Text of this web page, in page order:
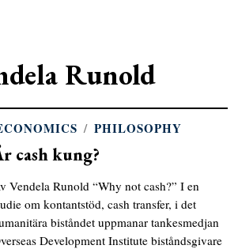
Runold
/ PHILOSOPHY
cash kung?
Vendela Runold “Why not cash?” I en
om kontantstöd, cash transfer, i det
biståndet uppmanar tankesmedjan
Development Institute biståndsgivare